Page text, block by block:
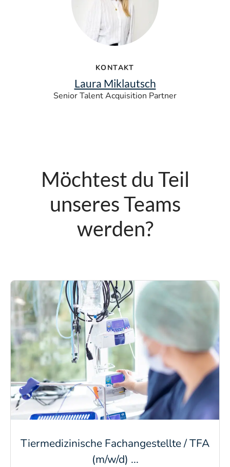
KONTAKT
Laura Miklautsch
Senior Talent Acquisition Partner
Möchtest du Teil
unseres Teams
werden?
Tiermedizinische Fachangestellte / TFA
(m/w/d) ...